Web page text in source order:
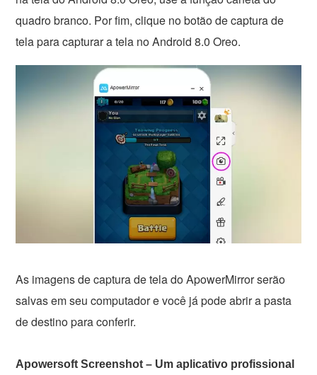
quadro branco. Por fim, clique no botão de captura de
tela para capturar a tela no Android 8.0 Oreo.
As imagens de captura de tela do ApowerMirror serão
salvas em seu computador e você já pode abrir a pasta
de destino para conferir.
Apowersoft Screenshot – Um aplicativo profissional